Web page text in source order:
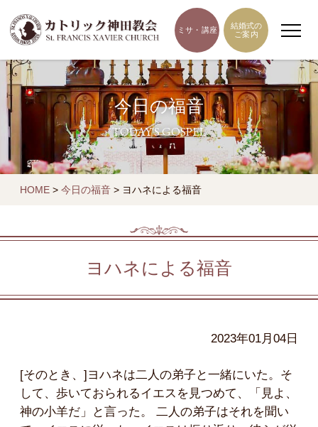
ミサ・講座
結婚式の
ご案内
今日の福音
TODAY'S GOSPEL
HOME > 今日の福音 > ヨハネによる福音
ヨハネによる福音
2023年01月04日
[そのとき、]ヨハネは二人の弟子と一緒にいた。そ
して、歩いておられるイエスを見つめて、「見よ、
神の小羊だ」と言った。 二人の弟子はそれを聞い